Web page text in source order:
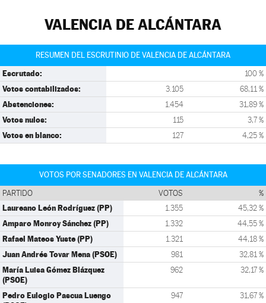
VALENCIA DE ALCÁNTARA
RESUMEN DEL ESCRUTINIO DE VALENCIA DE ALCÁNTARA
Escrutado: 100 %
Votos contabilizados: 3.105 68,11 %
Abstenciones: 1.454 31,89 %
Votos nulos: 115 3,7 %
Votos en blanco: 127 4,25 %
VOTOS POR SENADORES EN VALENCIA DE ALCÁNTARA
PARTIDO VOTOS %
Laureano León Rodríguez (PP) 1.355 45,32 %
Amparo Monroy Sánchez (PP) 1.332 44,55 %
Rafael Mateos Yuste (PP) 1.321 44,18 %
Juan Andrés Tovar Mena (PSOE) 981 32,81 %
María Luisa Gómez Blázquez
(PSOE)
962 32,17 %
Pedro Eulogio Pascua Luengo
947 31,67 %